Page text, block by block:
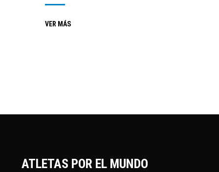
VER MÁS
ATLETAS POR EL MUNDO